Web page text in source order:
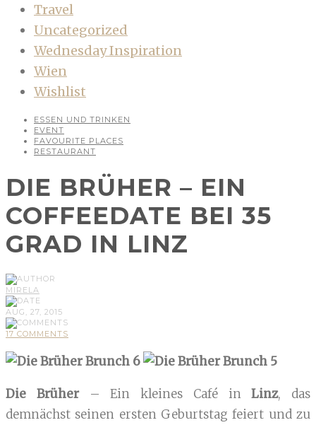
Travel
Uncategorized
Wednesday Inspiration
Wien
Wishlist
ESSEN UND TRINKEN
EVENT
FAVOURITE PLACES
RESTAURANT
DIE BRÜHER – EIN
COFFEEDATE BEI 35
GRAD IN LINZ
MIRELA
AUG, 27, 2015
17 COMMENTS
Die Brüher– Ein kleines Café inLinz, das
demnächst seinen ersten Geburtstag feiert und zu